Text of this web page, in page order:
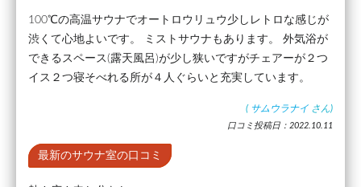
100℃の高温サウナでオートロウリュウ少しレトロな感じが
渋くて心地よいです。 ミストサウナもあります。 外気浴が
できるスペース(露天風呂)が少し狭いですがチェアーが２つ
イス２つ寝そべれる所が４人ぐらいと充実しています。
( サムウラナイ さん)
口コミ投稿日：2022.10.11
最新のサウナ室の口コミ